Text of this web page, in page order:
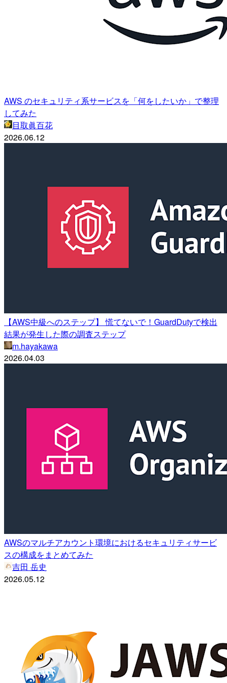
AWS のセキュリティ系サービスを「何をしたいか」で整理
してみた
目取眞百花
2026.06.12
【AWS中級へのステップ】 慌てないで！GuardDutyで検出
結果が発生した際の調査ステップ
m.hayakawa
2026.04.03
AWSのマルチアカウント環境におけるセキュリティサービ
スの構成をまとめてみた
吉田 岳史
2026.05.12